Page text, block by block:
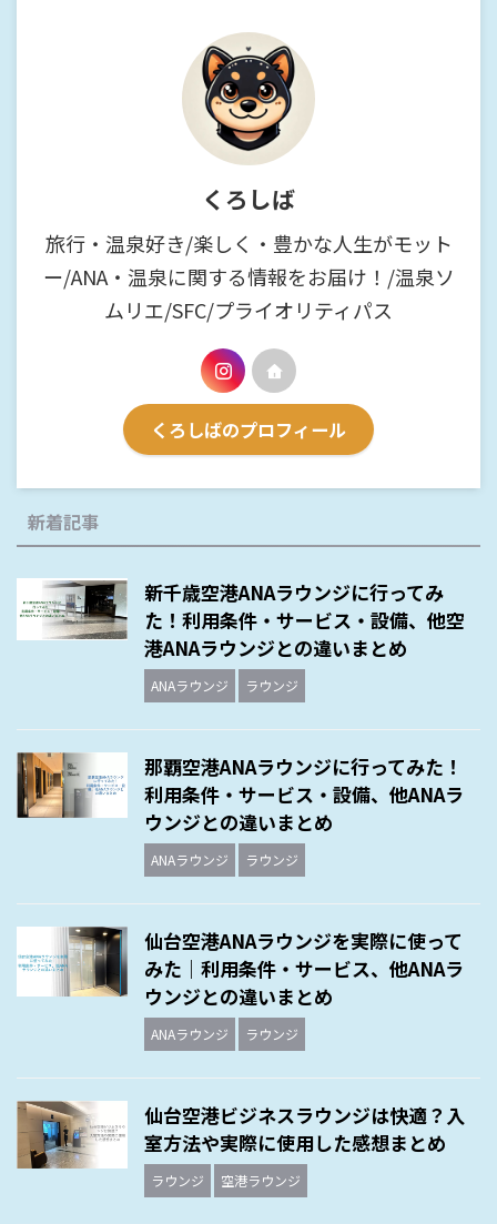
くろしば
旅行・温泉好き/楽しく・豊かな人生がモット
ー/ANA・温泉に関する情報をお届け！/温泉ソ
ムリエ/SFC/プライオリティパス
くろしばのプロフィール
新着記事
新千歳空港ANAラウンジに行ってみ
た！利用条件・サービス・設備、他空
港ANAラウンジとの違いまとめ
ANAラウンジ ラウンジ
那覇空港ANAラウンジに行ってみた！
利用条件・サービス・設備、他ANAラ
ウンジとの違いまとめ
ANAラウンジ ラウンジ
仙台空港ANAラウンジを実際に使って
みた｜利用条件・サービス、他ANAラ
ウンジとの違いまとめ
ANAラウンジ ラウンジ
仙台空港ビジネスラウンジは快適？入
室方法や実際に使用した感想まとめ
ラウンジ 空港ラウンジ